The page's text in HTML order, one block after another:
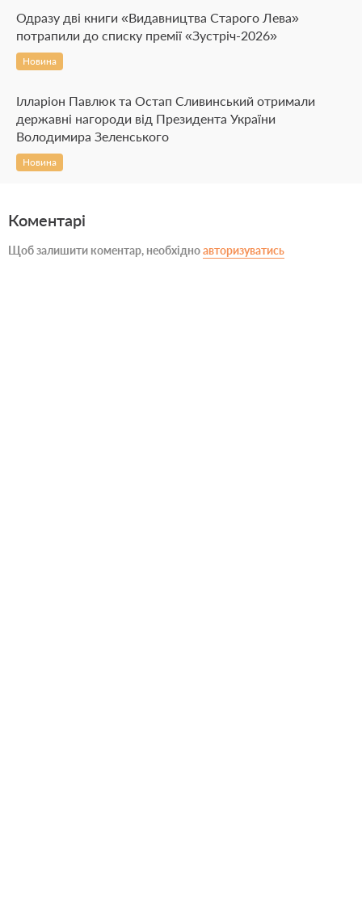
Одразу дві книги «Видавництва Старого Лева»
потрапили до списку премії «Зустріч-2026»
Новина
Ілларіон Павлюк та Остап Сливинський отримали
державні нагороди від Президента України
Володимира Зеленського
Новина
Коментарі
Щоб залишити коментар, необхідноавторизуватись